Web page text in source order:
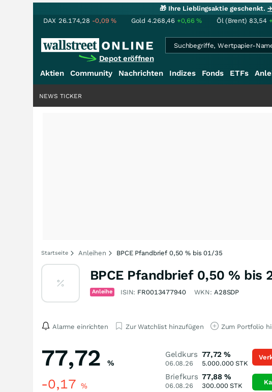
🎁 Ihre Lieblingsaktie geschenkt.
DAX 26.174,28 -0,09% Gold 4.268,46 +0,66% Öl (Brent) 83,54
Depot eröffnen
Aktien Community Nachrichten Indizes Fonds ETFs
NEWS TICKER
Startseite Anleihen BPCE Pfandbrief 0,50 % bis 01/35
BPCE Pfandbrief 0,50 % bis
Anleihe ISIN: FR0013477940 WKN: A28SDP
Alarme einrichten Zur Watchlist hinzufügen Zum Portfolio
77,72 %
-0,17 %
Geldkurs
06.08.26
77,72 %
5.000.000STK
Briefkurs
06.08.26
77,88 %
300.000STK